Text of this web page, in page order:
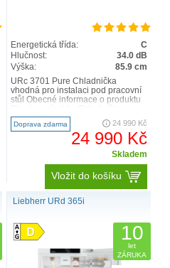
Energetická třída:
C
Hlučnost:
34.0 dB
Výška:
85.9 cm
URc 3701 Pure Chladnička
vhodná pro instalaci pod pracovní
stůl Obecné informace o produktu
vhodná pro instalaci pod..
Doprava zdarma 24 990 Kč
24 990 Kč
Skladem
Vložit do košíku
Liebherr URd 365i
10
let
ZÁRUKA